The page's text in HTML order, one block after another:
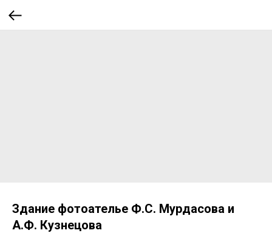
Здание фотоателье Ф.С. Мурдасова и
А.Ф. Кузнецова